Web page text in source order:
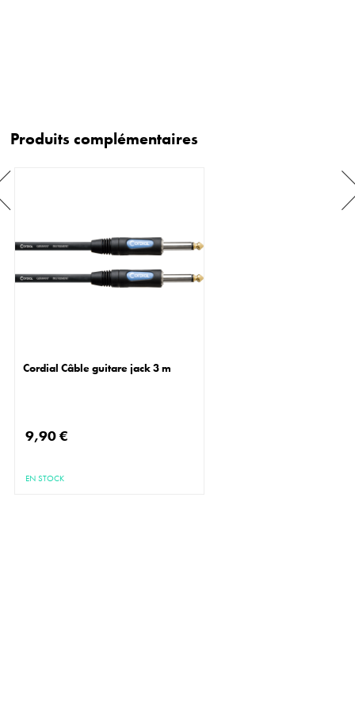
Produits complémentaires
Cordial Câble guitare jack 3 m
9,90 €
EN STOCK